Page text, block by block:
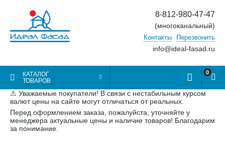
8-812-980-47-47
(многоканальный)
Контакты Перезвонить
info@ideal-fasad.ru
КАТАЛОГ
ТОВАРОВ
0
⚠ Уважаемые покупатели! В связи с нестабильным курсом
валют цены на сайте могут отличаться от реальных.
Перед оформлением заказа, пожалуйста, уточняйте у
менеджера актуальные цены и наличие товаров! Благодарим
за понимание.